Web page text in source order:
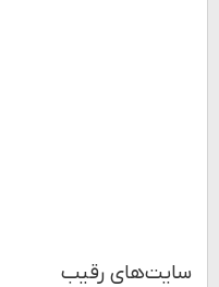
سایت‌های رقیب